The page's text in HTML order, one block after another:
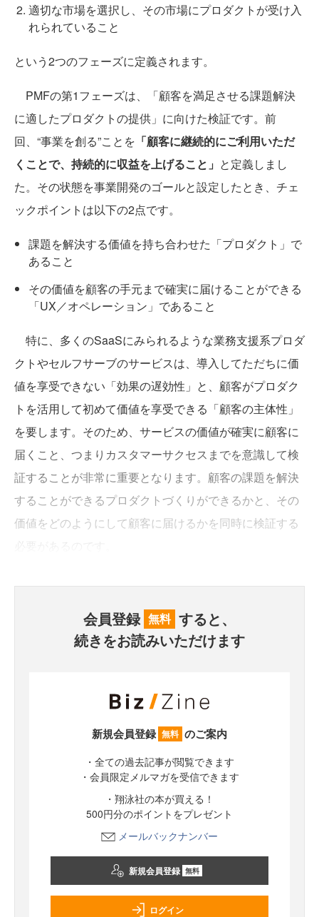
適切な市場を選択し、その市場にプロダクトが受け入
れられていること
という2つのフェーズに定義されます。
PMFの第1フェーズは、「顧客を満足させる課題解決
に適したプロダクトの提供」に向けた検証です。前
回、“事業を創る”ことを 「顧客に継続的にご利用いただ
くことで、持続的に収益を上げること」 と定義しまし
た。その状態を事業開発のゴールと設定したとき、チェ
ックポイントは以下の2点です。
課題を解決する価値を持ち合わせた「プロダクト」で
あること
その価値を顧客の手元まで確実に届けることができる
「UX／オペレーション」であること
特に、多くのSaaSにみられるような業務支援系プロダ
クトやセルフサーブのサービスは、導入してただちに価
値を享受できない「効果の遅効性」と、顧客がプロダク
トを活用して初めて価値を享受できる「顧客の主体性」
を要します。そのため、サービスの価値が確実に顧客に
届くこと、つまりカスタマーサクセスまでを意識して検
証することが非常に重要となります。顧客の課題を解決
することができるプロダクトづくりができるかと、その
価値をどのようにして顧客に届けるかを同時に検証する
会員登録 無料 すると、
続きをお読みいただけます
新規会員登録 無料 のご案内
・全ての過去記事が閲覧できます
・会員限定メルマガを受信できます
・翔泳社の本が買える！
500円分のポイントをプレゼント
メールバックナンバー
新規会員登録 無料
ログイン